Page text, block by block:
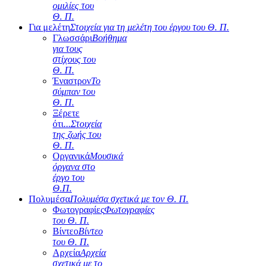
ομιλίες του
Θ. Π.
Για μελέτηΣτοιχεία για τη μελέτη του έργου του Θ. Π.
ΓλωσσάριΒοήθημα
για τους
στίχους του
Θ. Π.
ΈναστρονΤο
σύμπαν του
Θ. Π.
Ξέρετε
ότι...Στοιχεία
της ζωής του
Θ. Π.
ΟργανικάΜουσικά
όργανα στο
έργο του
Θ.Π.
ΠολυμέσαΠολυμέσα σχετικά με τον Θ. Π.
ΦωτογραφίεςΦωτογραφίες
του Θ. Π.
ΒίντεοΒίντεο
του Θ. Π.
ΑρχείαΑρχεία
σχετικά με το